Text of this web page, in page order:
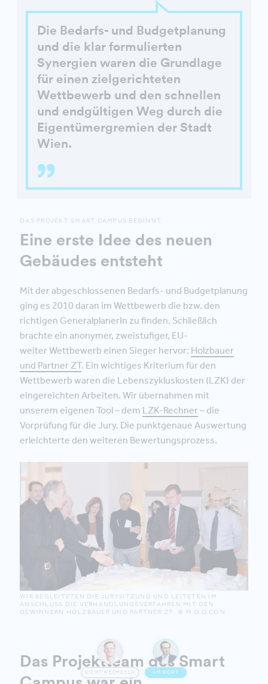
SICHT WECHSELN AM WORT
Die Bedarfs- und Budgetplanung
und die klar formulierten
Synergien waren die Grundlage
für einen zielgerichteten
Wettbewerb und den schnellen
und endgültigen Weg durch die
Eigentümergremien der Stadt
Wien.
DAS PROJEKT SMART CAMPUS BEGINNT
Eine erste Idee des neuen
Gebäudes entsteht
Mit der abgeschlossenen Bedarfs- und Budgetplanung
ging es 2010 daran im Wettbewerb die bzw. den
richtigen GeneralplanerIn zu finden. Schließlich
brachte ein anonymer, zweistufiger, EU-
weiter Wettbewerb einen Sieger hervor: Holzbauer
und Partner ZT. Ein wichtiges Kriterium für den
Wettbewerb waren die Lebenszykluskosten (LZK) der
eingereichten Arbeiten. Wir übernahmen mit
unserem eigenen Tool – dem LZK-Rechner– die
Vorprüfung für die Jury. Die punktgenaue Auswertung
erleichterte den weiteren Bewertungsprozess.
WIR BEGLEITETEN DIE JURYSITZUNG UND LEITETEN IM
ANSCHLUSS DIE VERHANDLUNGSVERFAHREN MIT DEN
GEWINNERN HOLZBAUER UND PARTNER ZT. © M.O.O.CON
Das Projektteam des Smart